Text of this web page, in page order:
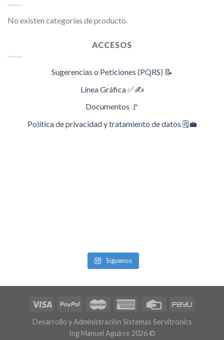
No existen categorías de producto.
ACCESOS
Sugerencias o Peticiones (PQRS) 📝
Línea Gráfica ✅✍️
Documentos 🚩
Política de privacidad y tratamiento de datos 🗒️💼
Síguenos
Desarrollo y Administración Sistemas Servitronics
Ing Manuel Aguirre 2026 ©